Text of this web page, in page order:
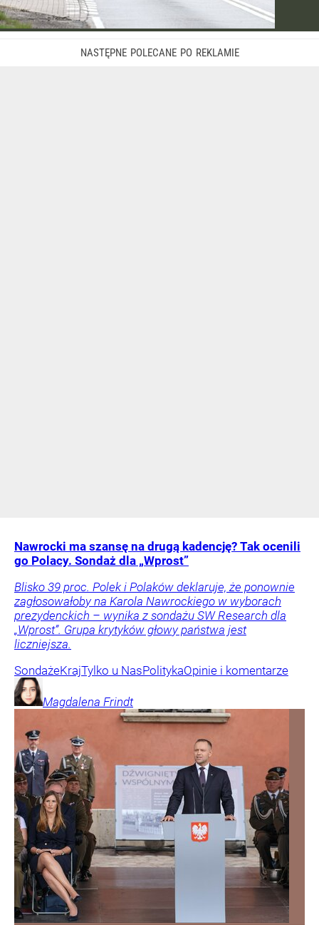
Nawrocki ma szansę na drugą kadencję? Tak ocenili
go Polacy. Sondaż dla „Wprost”
Blisko 39 proc. Polek i Polaków deklaruje, że ponownie
zagłosowałoby na Karola Nawrockiego w wyborach
prezydenckich – wynika z sondażu SW Research dla
„Wprost”. Grupa krytyków głowy państwa jest
liczniejsza.
SondażeKrajTylko u NasPolitykaOpinie i komentarze
Magdalena Frindt